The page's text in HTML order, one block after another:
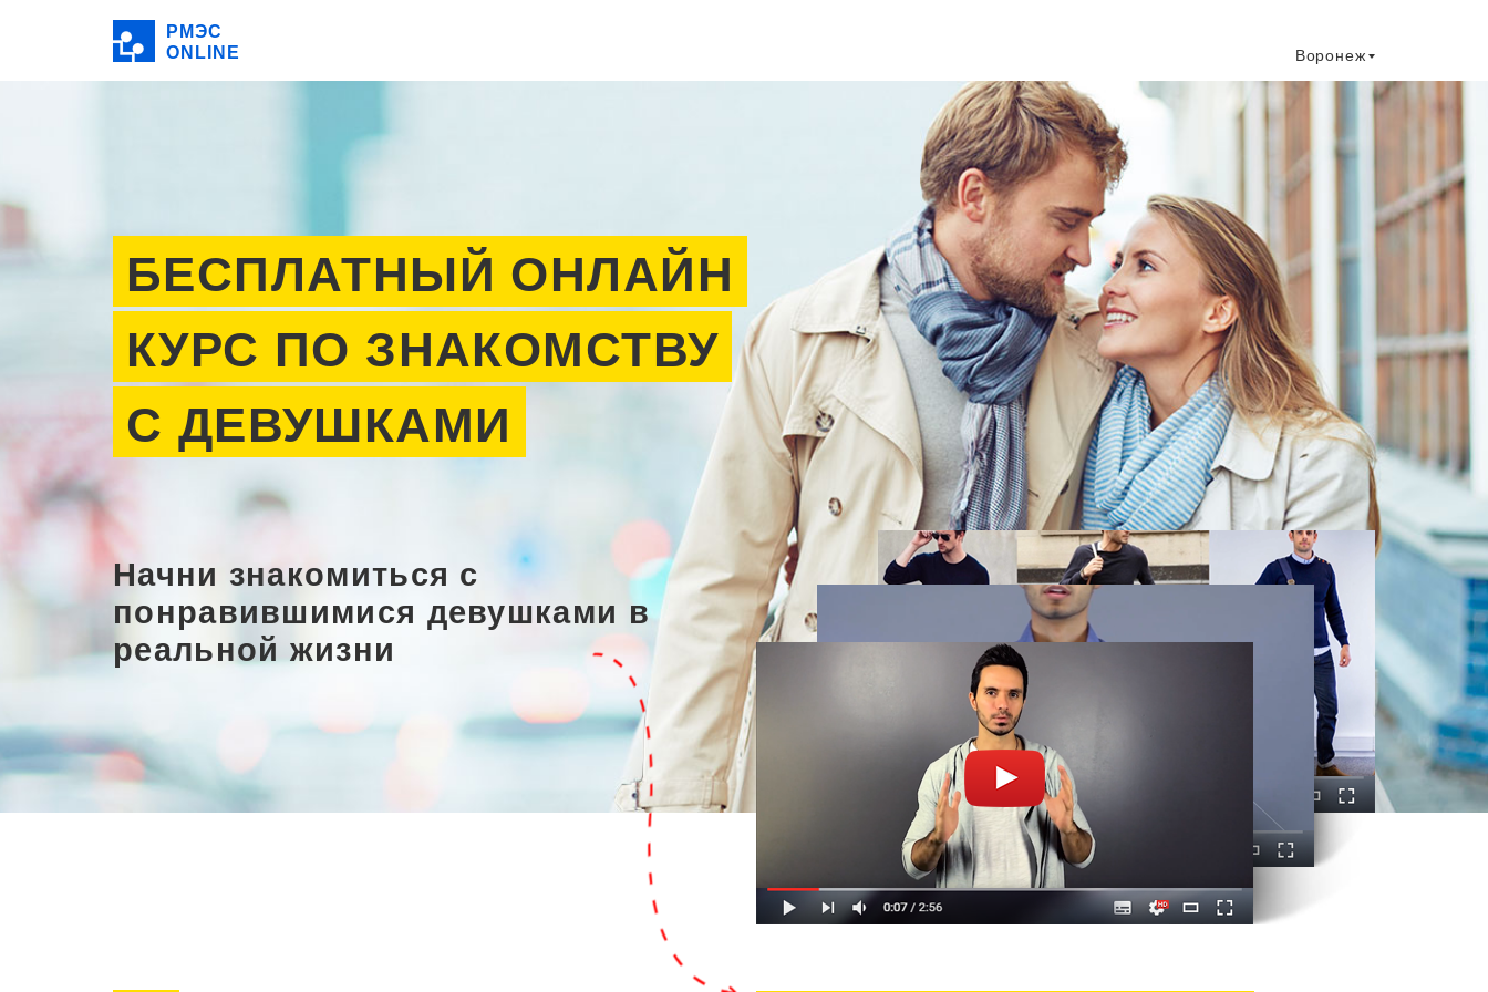
РМЭС
ONLINE
Воронеж
БЕСПЛАТНЫЙ ОНЛАЙН
КУРС ПО ЗНАКОМСТВУ
С ДЕВУШКАМИ
Начни знакомиться с
понравившимися девушками в
реальной жизни